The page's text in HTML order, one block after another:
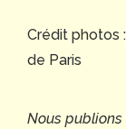
Crédit photos
de Paris
Nous